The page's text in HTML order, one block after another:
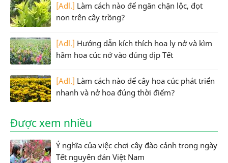
[Adl.] Làm cách nào để ngăn chặn lộc, đọt
non trên cây trồng?
[Adl.] Hướng dẫn kích thích hoa ly nở và kìm
hãm hoa cúc nở vào đúng dịp Tết
[Adl.] Làm cách nào để cây hoa cúc phát triển
nhanh và nở hoa đúng thời điểm?
Được xem nhiều
Ý nghĩa của việc chơi cây đào cảnh trong ngày
Tết nguyên đán Việt Nam